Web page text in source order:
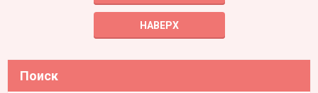
НАВЕРХ
Поиск